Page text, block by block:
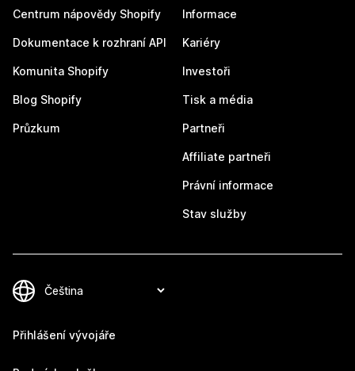
Centrum nápovědy Shopify
Dokumentace k rozhraní API
Komunita Shopify
Blog Shopify
Průzkum
Informace
Kariéry
Investoři
Tisk a média
Partneři
Affiliate partneři
Právní informace
Stav služby
Přihlášení vývojáře